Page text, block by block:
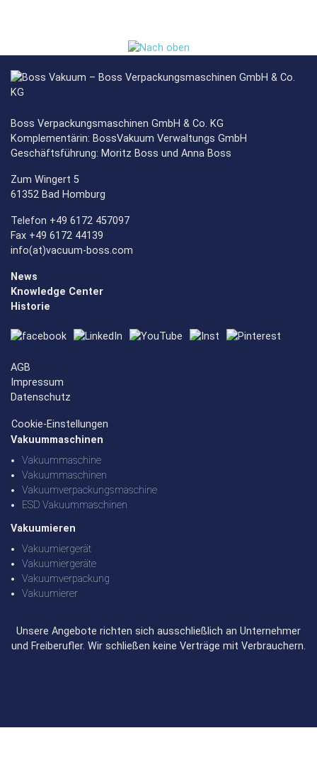
Boss Verpackungsmaschinen GmbH & Co. KG
Komplementärin: BossVakuum Verwaltungs GmbH
Geschäftsführung: Moritz Boss und Anna Boss
Zum Wingert 5
61352 Bad Homburg
Telefon +49 6172 457097
Fax +49 6172 44139
info(at)vacuum-boss.com
News
Knowledge Center
Historie
AGB
Impressum
Datenschutz
Cookie-Einstellungen
Vakuummaschinen
Vakuummaschine
Vakuummaschinen
Vakuumverpackungsmaschine
ESD Vakuummaschinen
Vakuumieren
Vakuumiergerät
Vakuumiergeräte
Vakuumverpackung
Vakuumierer
Unsere Angebote richten sich ausschließlich an Unternehmer
und Freiberufler. Wir schließen keine Verträge mit Verbrauchern.